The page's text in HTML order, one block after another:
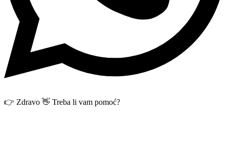
👉 Zdravo 👋 Treba li vam pomoć?